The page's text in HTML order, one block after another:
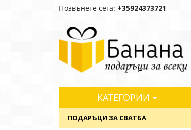
Позвънете сега: +35924373721
КАТЕГОРИИ
ПОДАРЪЦИ ЗА СВАТБА